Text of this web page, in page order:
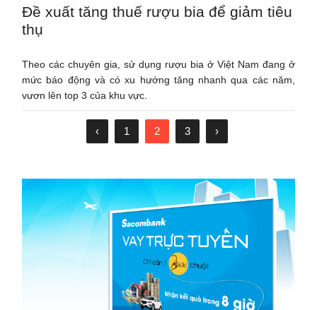
Đề xuất tăng thuế rượu bia để giảm tiêu
thụ
Theo các chuyên gia, sử dụng rượu bia ở Việt Nam đang ở
mức báo động và có xu hướng tăng nhanh qua các năm,
vươn lên top 3 của khu vực.
‹ 1 2 3 ›